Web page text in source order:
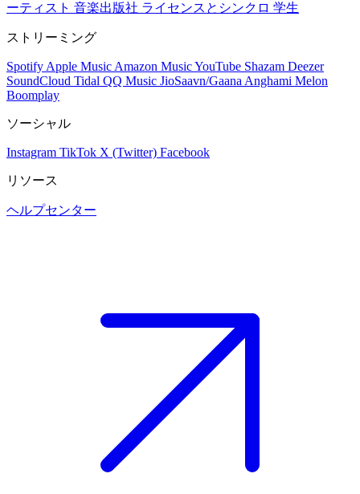
ーティスト 音楽出版社 ライセンスとシンクロ 学生
ストリーミング
Spotify Apple Music Amazon MusicYouTube Shazam Deezer
SoundCloud Tidal QQ Music JioSaavn/Gaana Anghami Melon
Boomplay
ソーシャル
Instagram TikTok X (Twitter) Facebook
リソース
ヘルプセンター